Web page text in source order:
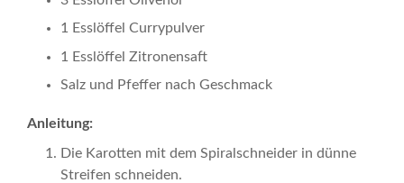
1 Esslöffel Currypulver
1 Esslöffel Zitronensaft
Salz und Pfeffer nach Geschmack
Anleitung:
Die Karotten mit dem Spiralschneider in dünne
Streifen schneiden.